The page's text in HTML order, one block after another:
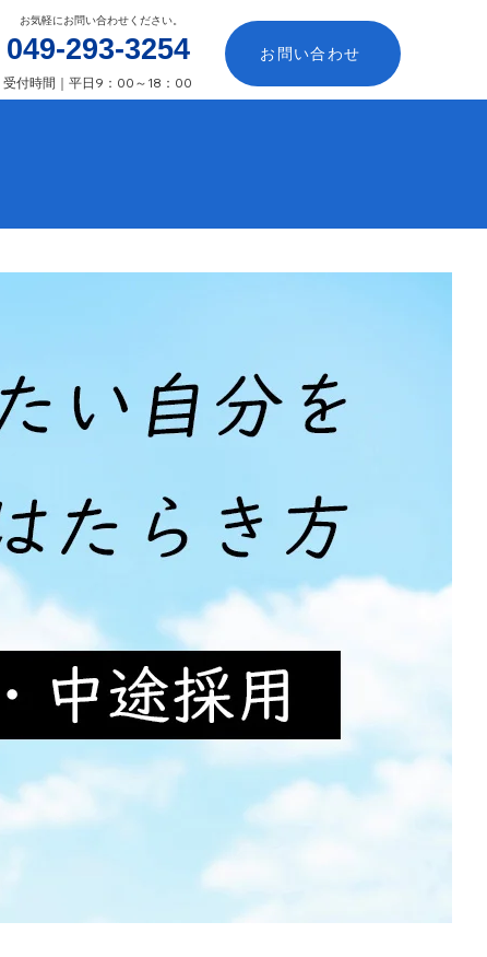
​お気軽にお問い合わせください。
​049-293-3254
​受付時間｜平日9：00～18：00
お問い合わせ